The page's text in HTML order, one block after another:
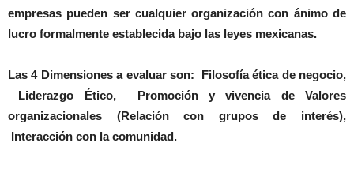
empresas pueden ser cualquier organización con ánimo de
lucro formalmente establecida bajo las leyes mexicanas.
Las 4 Dimensiones a evaluar son:
Filosofía ética de negocio,
Liderazgo Ético, Promoción y vivencia de Valores
organizacionales (Relación con grupos de interés),
Interacción con la comunidad.